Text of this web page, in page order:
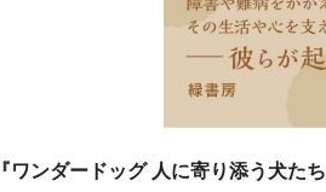
『ワンダードッグ 人に寄り添う犬